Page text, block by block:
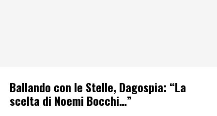
Ballando con le Stelle, Dagospia: “La
scelta di Noemi Bocchi…”